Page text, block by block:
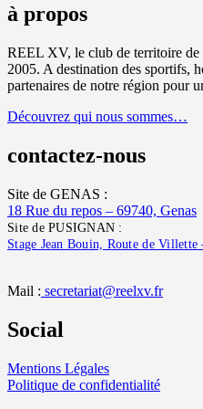
à propos
REEL XV, le club de territoire de
2005. A destination des sportifs,
partenaires de notre région pour
Découvrez qui nous sommes…
contactez-nous
Site de GENAS :
18 Rue du repos – 69740, Genas
Site de PUSIGNAN :
Stage Jean Bouin, Route de
Mail : secretariat@reelxv.fr
Social
Mentions Légales
Politique de confidentialité